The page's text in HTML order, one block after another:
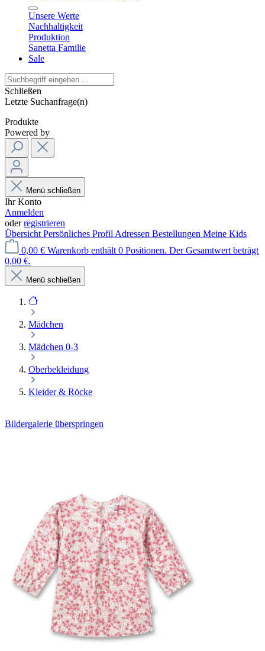
Unsere Werte
Nachhaltigkeit
Produktion
Sanetta Familie
Sale
Schließen
Letzte Suchanfrage(n)
Produkte
Powered by
Menü schließen
Ihr Konto
Anmelden
oderregistrieren
Übersicht Persönliches Profil Adressen Bestellungen Meine Kids
0,00 € Warenkorb enthält 0 Positionen. Der Gesamtwert beträgt
0,00 €.
Menü schließen
Mädchen
Mädchen 0-3
Oberbekleidung
Kleider & Röcke
Bildergalerie überspringen